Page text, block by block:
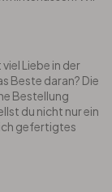
Liebe in der
Beste daran? Die
Bestellung
du nicht nur ein
gefertigtes